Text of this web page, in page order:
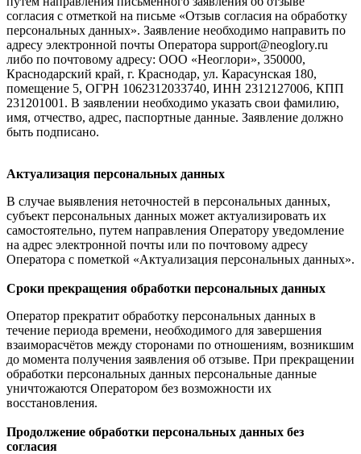
согласия с отметкой на письме «Отзыв согласия на обработку
персональных данных». Заявление необходимо направить по
адресу электронной почты Оператора support@neoglory.ru
либо по почтовому адресу: ООО «Неоглори», 350000,
Краснодарский край, г. Краснодар, ул. Карасунская 180,
помещение 5, ОГРН 1062312033740, ИНН 2312127006, КПП
231201001 . В заявлении необходимо указать свои фамилию,
имя, отчество, адрес, паспортные данные. Заявление должно
быть подписано.
Актуализация персональных данных
В случае выявления неточностей в персональных данных,
субъект персональных данных может актуализировать их
самостоятельно, путем направления Оператору уведомление
на адрес электронной почты или по почтовому адресу
Оператора с пометкой «Актуализация персональных данных».
Сроки прекращения обработки персональных данных
Оператор прекратит обработку персональных данных в
течение периода времени, необходимого для завершения
взаиморасчётов между сторонами по отношениям, возникшим
до момента получения заявления об отзыве. При прекращении
обработки персональных данных персональные данные
уничтожаются Оператором без возможности их
восстановления.
Продолжение обработки персональных данных без
согласия